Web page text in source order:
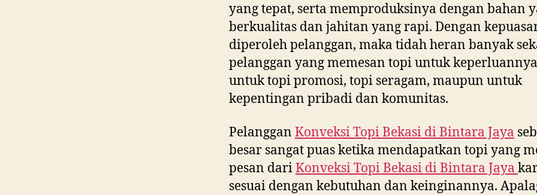
yang tepat, serta memproduksinya dengan bahan
berkualitas dan jahitan yang rapi. Dengan
diperoleh pelanggan, maka tidah heran banyak
pelanggan yang memesan topi untuk
untuk topi promosi, topi seragam, maupun untuk
kepentingan pribadi dan komunitas.
Pelanggan Konveksi Topi Bekasi diBintara Jaya
besar sangat puas ketika mendapatkan topi yang
pesan dariKonveksi Topi Bekasi diBintara Jaya
sesuai dengan kebutuhan dan keinginannya.